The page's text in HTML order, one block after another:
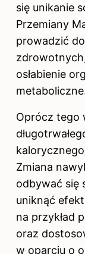
się unikanie
Przemiany
prowadzić
osłabienie
Oprócz tego
Zmiana
odbywać się
uniknąć
na przykład
oraz
w oparciu o